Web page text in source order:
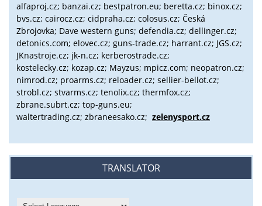
alfaproj.cz; banzai.cz; bestpatron.eu; beretta.cz; binox.cz;
bvs.cz; cairocz.cz; cidpraha.cz; colosus.cz; Česká
Zbrojovka; Dave western guns; defendia.cz; dellinger.cz;
detonics.com; elovec.cz; guns-trade.cz; harrant.cz; JGS.cz;
JKnastroje.cz; jk-n.cz; kerberostrade.cz;
kostelecky.cz; kozap.cz; Mayzus; mpicz.com; neopatron.cz;
nimrod.cz; proarms.cz; reloader.cz; sellier-bellot.cz;
strobl.cz; stvarms.cz; tenolix.cz; thermfox.cz;
zbrane.subrt.cz; top-guns.eu;
waltertrading.cz; zbraneesako.cz; zelenysport.cz
TRANSLATOR